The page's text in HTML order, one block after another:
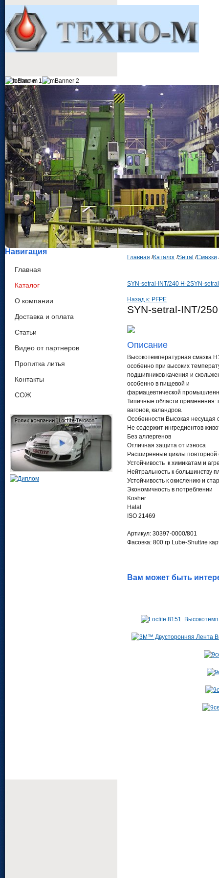
Навигация
Главная
Каталог
О компании
Доставка и оплата
Статьи
Видео от партнеров
Пропитка литья
Контакты
СОЖ
Главная /Каталог /Setral /Смазки
SYN-setral-INT/240 H-2SYN-
Назад к: PFPE
SYN-setral-INT/
Описание
Высокотемпературная смазка
особенно при высоких
подшипников качения и
особенно в пищевой и
фармацевтической
Типичные области
вагонов, каландров.
Особенности Высокая несущая
Не содержит ингредиентов
Без аллергенов
Отличная защита от износа
Расширенные циклы повторной
Устойчивость к химикатам и
Нейтральность к большинству
Устойчивость к окислению и
Экономичность в
Kosher
Halal
ISO 21469
Артикул: 30397-0000/801
Фасовка: 800 гр Lube-Shuttлe
Вам может быть